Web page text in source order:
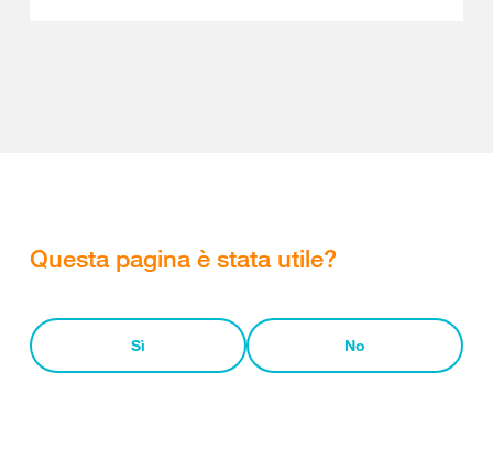
Questa pagina è stata utile?
Sì No